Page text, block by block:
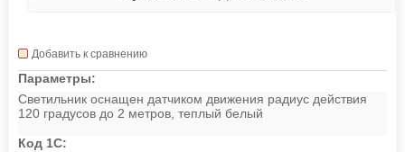
Добавить к сравнению
Параметры:
Светильник оснащен датчиком движения радиус действия
120 градусов до 2 метров, теплый белый
Код 1С: